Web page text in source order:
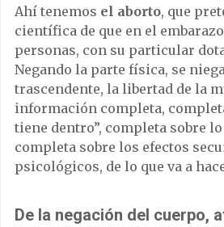
Ahí tenemos el aborto, que
científica de que en el
personas, con su particular
Negando la parte física, se
trascendente, la libertad de la
información completa,
tiene dentro”, completa sobre lo
completa sobre los efectos
psicológicos, de lo que va a
De la negación del cuerpo,